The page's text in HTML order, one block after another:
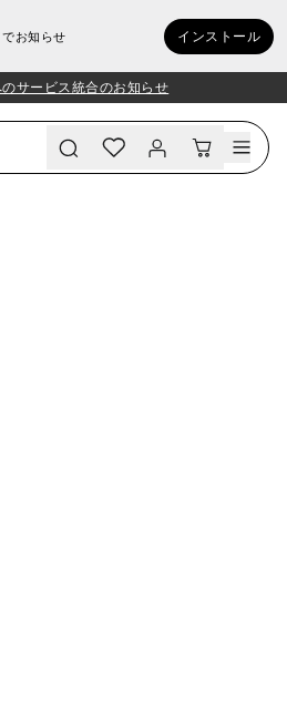
お知らせ インストール
サービス統合のお知らせ